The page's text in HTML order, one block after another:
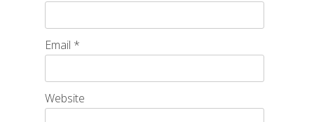
Email *
Website